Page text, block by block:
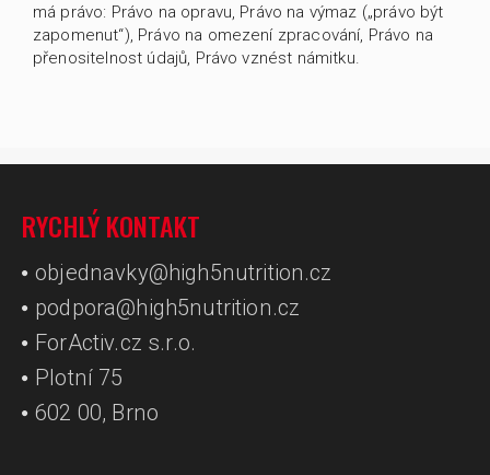
má právo: Právo na opravu, Právo na výmaz („právo být
zapomenut“), Právo na omezení zpracování, Právo na
přenositelnost údajů, Právo vznést námitku.
RYCHLÝ KONTAKT
objednavky@high5nutrition.cz
podpora@high5nutrition.cz
ForActiv.cz s.r.o.
Plotní 75
602 00, Brno